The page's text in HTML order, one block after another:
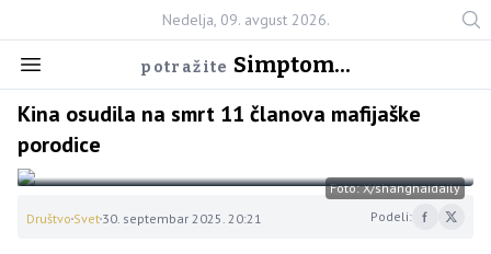
Nedelja, 09. avgust 2026.
potražite Simptom...
Kina osudila na smrt 11 članova mafijaške
porodice
Foto: X/shanghaidaily
Društvo Svet 30. septembar 2025. 20:21 Podeli: